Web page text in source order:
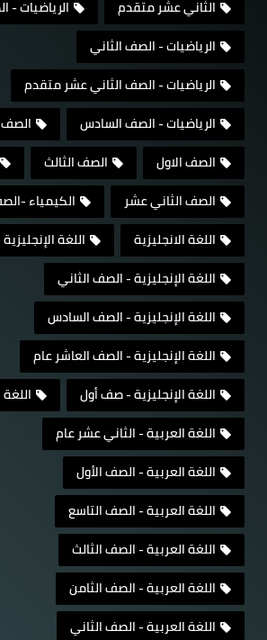
الثاني عشر متقدم
الرياضيات -
الرياضيات - الصف الثاني
الرياضيات - الصف الثاني عشر متقدم
الرياضيات - الصف السادس
الصف
الصف الاول
الصف الثالث
الصف الثاني عشر
الكيمياء -
اللغة الانجليزية
اللغة
اللغة الإنجليزية - الصف الثاني
اللغة الإنجليزية - الصف السادس
اللغة الإنجليزية - الصف العاشر عام
اللغة الإنجليزية - صف أول
اللغة العربية - الثاني عشر عام
اللغة العربية - الصف الأول
اللغة العربية - الصف التاسع
اللغة العربية - الصف الثالث
اللغة العربية - الصف الثامن
اللغة العربية - الصف الثاني